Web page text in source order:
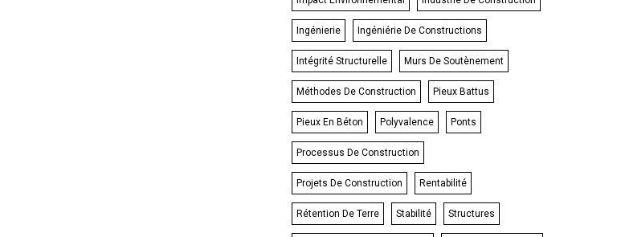
Ingénierie Ingéniérie De Constructions
Intégrité Structurelle Murs De Soutènement
Méthodes De Construction Pieux Battus
Pieux En Béton Polyvalence Ponts
Processus De Construction
Projets De Construction Rentabilité
Rétention De Terre Stabilité Structures